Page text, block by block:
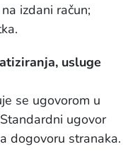
izdani račun;
usluge
se ugovorom u
ugovor
dogovoru stranaka.